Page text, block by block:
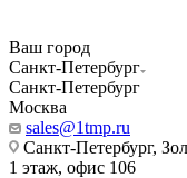
Ваш город
Санкт-Петербург
Санкт-Петербург
Москва
sales@1tmp.ru
Санкт-Петербург,
1 этаж, офис 106